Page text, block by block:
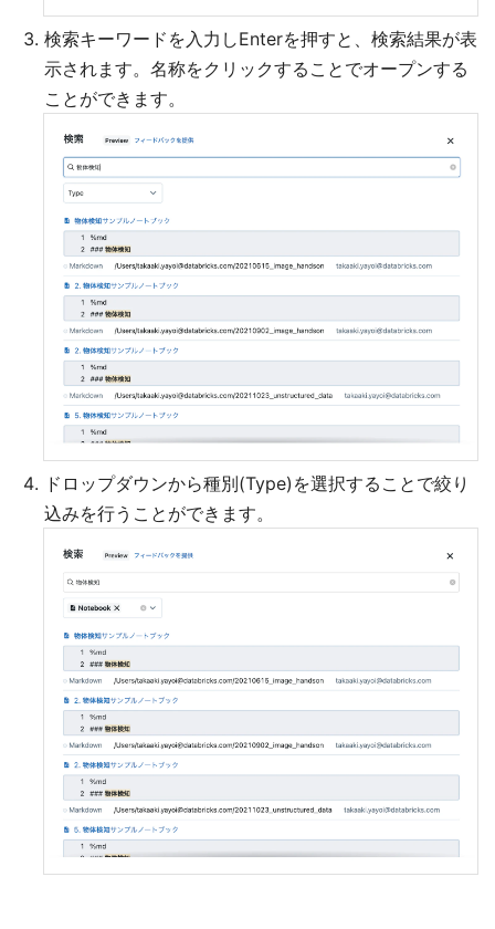
検索キーワードを入力しEnterを押すと、検索結果が表
示されます。名称をクリックすることでオープンする
ことができます。
ドロップダウンから種別(Type)を選択することで絞り
込みを行うことができます。